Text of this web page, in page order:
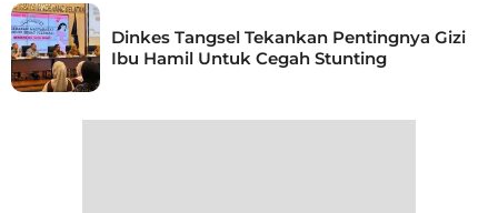
Dinkes Tangsel Tekankan Pentingnya Gizi
Ibu Hamil Untuk Cegah Stunting